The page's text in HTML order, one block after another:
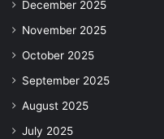
December 2025
November 2025
October 2025
September 2025
August 2025
July 2025